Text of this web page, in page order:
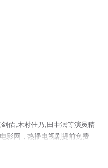
佑,木村佳乃,田中泯等演员精
影网，热播电视剧提前免费